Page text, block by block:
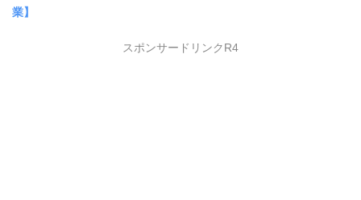
業】
スポンサードリンクR4